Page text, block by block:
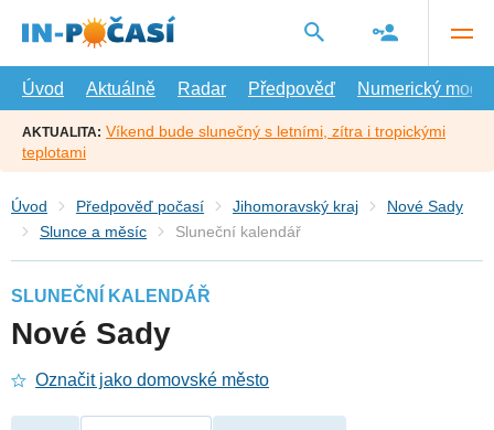
hlavní
Úvod
Aktuálně Radar Předpověď Numerický model
AKTUALITA: Víkend bude slunečný s letními, zítra i tropickými
teplotami
Úvod Předpověď počasí Jihomoravský kraj
Nové Sady
Slunce a měsíc
Sluneční kalendář
SLUNEČNÍ KALENDÁŘ
Nové Sady
Označit jako domovské město